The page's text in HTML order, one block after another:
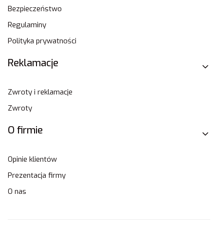
Bezpieczeństwo
Regulaminy
Polityka prywatności
Reklamacje
Zwroty i reklamacje
Zwroty
O firmie
Opinie klientów
Prezentacja firmy
O nas